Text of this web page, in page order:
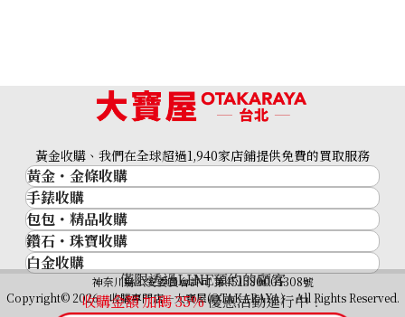
Sphene diamond necklace 4.8ct
NTD 19,999
僅限透過LINE預約的顧客
收購金額 加碼35%優惠活動進行中！
黃金收購、我們在全球超過1,940家店鋪提供免費的買取服務
黃金・金條收購
黃金與貴金屬
金的錠
金幣
黃金過去10年
黃金飾品
手錶收購
名牌手錶
Rolex
Patek Philippe
Audemars Piguet
包包・精品收購
品牌精品
Cartier
LOUIS VUITTON
Hermès
鑽石・珠寶收購
鑽石･珠寶
祖母綠（翠玉）
白金收購
神奈川縣公安委員會許可 第451380001308號
Copyright© 2026 收購專門店—大寶屋(OTAKARAYA) All Rights Reserved.